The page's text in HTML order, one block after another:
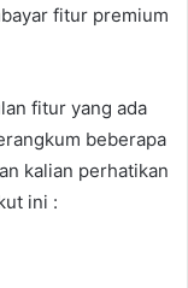
fitur premium
fitur yang ada
beberapa
kalian perhatikan
ini :